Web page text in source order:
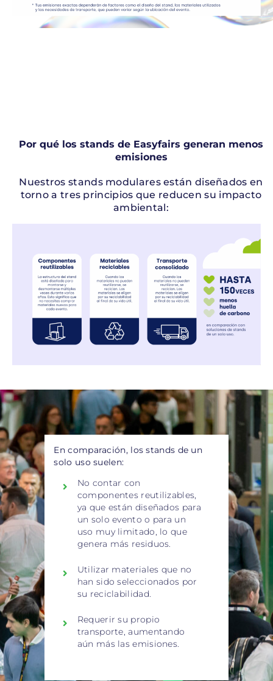
Por qué los stands de Easyfairs generan menos
emisiones
Nuestros stands modulares están diseñados en
torno a tres principios que reducen su impacto
ambiental:
En comparación, los stands de un
solo uso suelen:
No contar con
componentes reutilizables,
ya que están diseñados para
un solo evento o para un
uso muy limitado, lo que
genera más residuos.
Utilizar materiales que no
han sido seleccionados por
su reciclabilidad.
Requerir su propio
transporte, aumentando
aún más las emisiones.